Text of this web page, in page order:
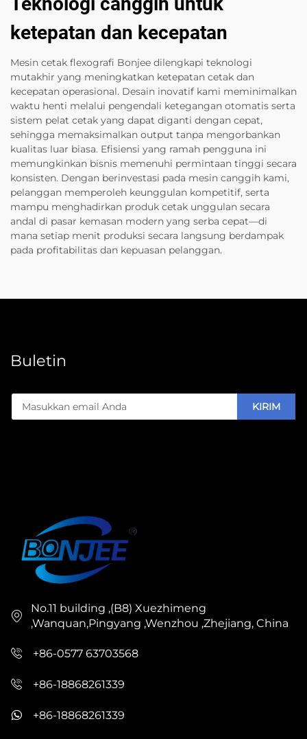
ketepatan dan kecepatan
Mesin cetak flexografi Bonjee dilengkapi teknologi
mutakhir yang meningkatkan ketepatan cetak dan
kecepatan operasional. Desain inovatif kami meminimalkan
waktu henti melalui pengendali ketegangan otomatis serta
sistem pelat cetak yang dapat diganti dengan cepat,
sehingga memaksimalkan output tanpa mengorbankan
kualitas luar biasa. Efisiensi yang ramah pengguna ini
memungkinkan bisnis memenuhi permintaan tinggi secara
konsisten. Dengan berinvestasi pada mesin canggih kami,
pelanggan memperoleh keunggulan kompetitif, serta
mampu menghadirkan produk cetak unggulan secara
andal di pasar kemasan modern yang serba cepat—di
mana setiap menit produksi secara langsung berdampak
pada profitabilitas dan kepuasan pelanggan.
Buletin
KIRIM
No.11 building ,(B8) Xuezhimeng
,Wanquan,Pingyang ,Wenzhou ,Zhejiang, China
+86-0577 63703568
+86-18868261339
+86-18868261339